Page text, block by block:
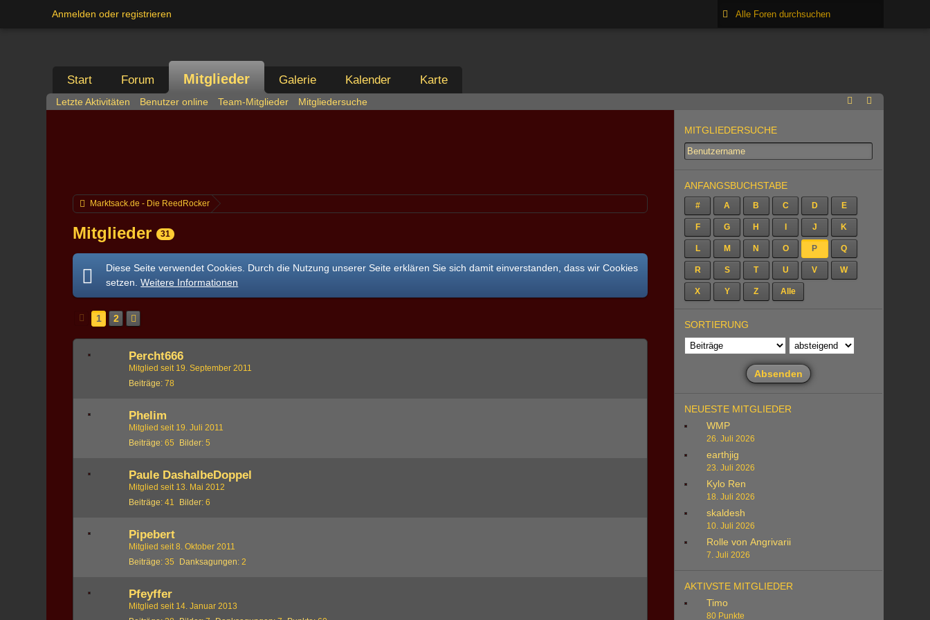
Anmelden oder registrieren
Start Forum Mitglieder Galerie Kalender Karte
Letzte Aktivitäten Benutzer online Team-Mitglieder Mitgliedersuche
Marktsack.de - Die ReedRocker
Mitglieder 31
Diese Seite verwendet Cookies. Durch die Nutzung unserer Seite erklären Sie sich damit einverstanden, dass wir Cookies
setzen.Weitere Informationen
1 2
Percht666
Mitglied seit 19. September 2011
Beiträge 78
Phelim
Mitglied seit 19. Juli 2011
Beiträge 65 Bilder 5
Paule DashalbeDoppel
Mitglied seit 13. Mai 2012
Beiträge 41 Bilder 6
Pipebert
Mitglied seit 8. Oktober 2011
Beiträge 35 Danksagungen 2
Pfeyffer
Mitglied seit 14. Januar 2013
MITGLIEDERSUCHE
ANFANGSBUCHSTABE
# A B C D E
F G H J K
L M N O P Q
R S T U V W
X Y Z Alle
SORTIERUNG
NEUESTE MITGLIEDER
WMP
26. Juli 2026
earthjig
23. Juli 2026
Kylo Ren
18. Juli 2026
skaldesh
10. Juli 2026
Rolle von Angrivarii
7. Juli 2026
AKTIVSTE MITGLIEDER
Timo
80 Punkte